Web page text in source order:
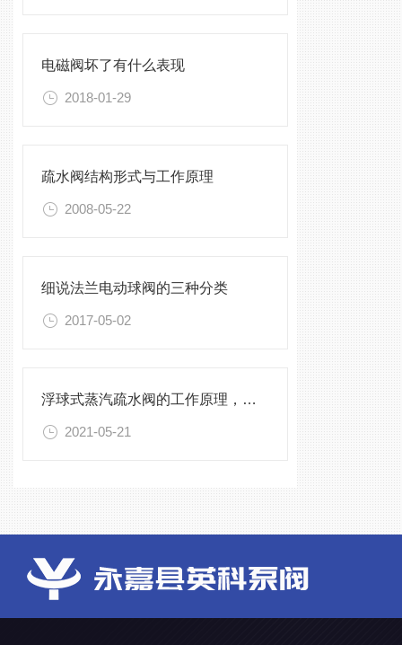
电磁阀坏了有什么表现
2018-01-29
疏水阀结构形式与工作原理
2008-05-22
细说法兰电动球阀的三种分类
2017-05-02
浮球式蒸汽疏水阀的工作原理，看过的都收藏了
2021-05-21